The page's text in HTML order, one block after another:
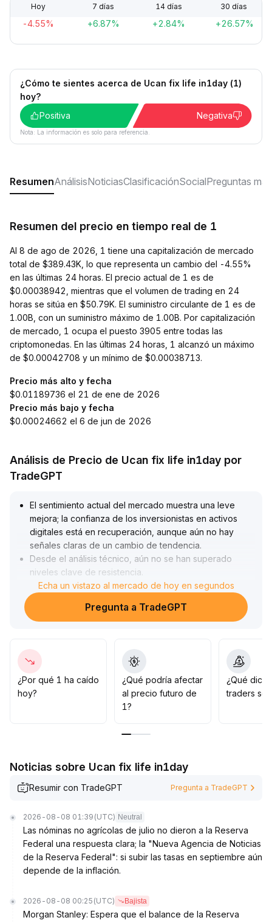
Hoy 7 días 14 días 30 días
-4.55% +6.87% +2.84% +26.57%
¿Cómo te sientes acerca de Ucan fix life in1day (1)
hoy?
Positiva
Negativa
Nota: La información es solo para referencia.
ResumenAnálisisNoticiasClasificaciónSocialPreguntas
Resumen del precio en tiempo real de 1
Al 8 de ago de 2026, 1 tiene una capitalización de mercado
total de $389.43K, lo que representa un cambio del -4.55%
en las últimas 24 horas. El precio actual de 1 es de
$0.00038942, mientras que el volumen de trading en 24
horas se sitúa en $50.79K. El suministro circulante de 1 es de
1.00B, con un suministro máximo de 1.00B. Por capitalización
de mercado, 1 ocupa el puesto 3905 entre todas las
criptomonedas. En las últimas 24 horas, 1 alcanzó un máximo
de $0.00042708 y un mínimo de $0.00038713.
Precio más alto y fecha
$0.01189736 el 21 de ene de 2026
Precio más bajo y fecha
$0.00024662 el 6 de jun de 2026
Análisis de Precio de Ucan fix life in1day por
TradeGPT
El sentimiento actual del mercado muestra una leve
mejora; la confianza de los inversionistas en activos
digitales está en recuperación, aunque aún no hay
señales claras de un cambio de tendencia.
Desde el análisis técnico, aún no se han superado
niveles clave de resistencia
Se recomienda que los participantes de corto plazo
mantengan la cautela, esperando confirmaciones
concretas como el aumento de volumen y entradas de
impulsivas
Echa un vistazo al mercado de hoy en segundos
Pregunta a TradeGPT
¿Por qué 1 ha caído
hoy?
¿Qué podría afectar
al precio futuro de
1?
¿Qué
traders
Noticias sobre Ucan fix life in1day
Resumir con TradeGPT Pregunta a TradeGPT
2026-08-08 01:39 (UTC) Neutral
Las nóminas no agrícolas de julio no dieron a la Reserva
Federal una respuesta clara; la "Nueva Agencia de Noticias
de la Reserva Federal": si subir las tasas en septiembre aún
depende de la inflación.
2026-08-08 00:25 (UTC) Bajista
Morgan Stanley: Espera que el balance de la Reserva